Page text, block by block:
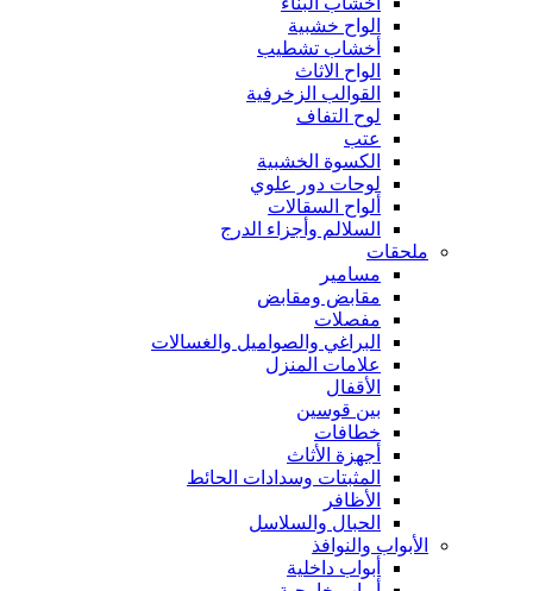
الواح خشبية
أخشاب تشطيب
الواح الاثاث
القوالب الزخرفية
لوح التفاف
عتب
الكسوة الخشبية
لوحات دور علوي
ألواح السقالات
السلالم وأجزاء الدرج
ملحقات
مسامير
مقابض ومقابض
مفصلات
البراغي والصواميل والغسالات
علامات المنزل
الأقفال
بين قوسين
خطافات
أجهزة الأثاث
المثبتات وسدادات الحائط
الأظافر
الحبال والسلاسل
الأبواب والنوافذ
أبواب داخلية